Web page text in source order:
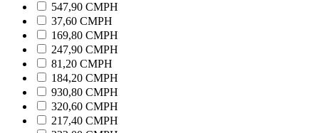
547,90 CMPH
37,60 CMPH
169,80 CMPH
247,90 CMPH
81,20 CMPH
184,20 CMPH
930,80 CMPH
320,60 CMPH
217,40 CMPH